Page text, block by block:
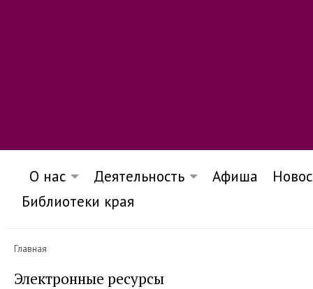
О нас Деятельность Афиша
Библиотеки края
Главная
Электронные ресурсы